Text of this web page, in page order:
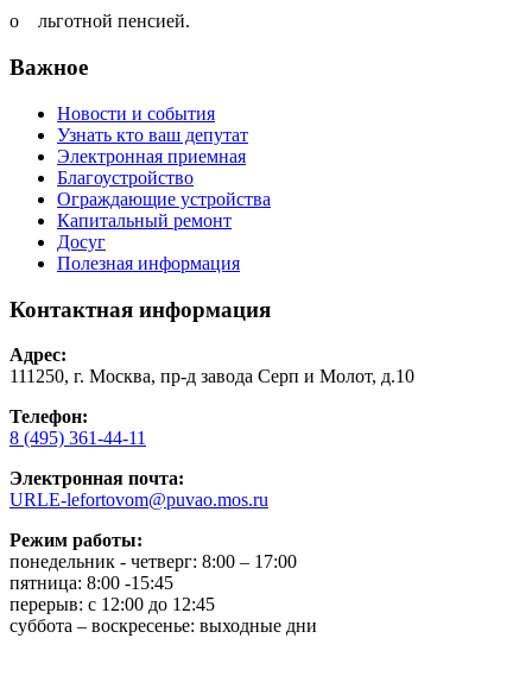
o льготной пенсией.
Важное
Новости и события
Узнать кто ваш депутат
Электронная приемная
Благоустройство
Ограждающие устройства
Капитальный ремонт
Досуг
Полезная информация
Контактная информация
Адрес:
111250, г. Москва, пр-д завода Серп и Молот, д.10
Телефон:
8 (495) 361-44-11
Электронная почта:
URLE-lefortovom@puvao.mos.ru
Режим работы:
понедельник - четверг: 8:00 – 17:00
пятница: 8:00 -15:45
перерыв: с 12:00 до 12:45
суббота – воскресенье: выходные дни